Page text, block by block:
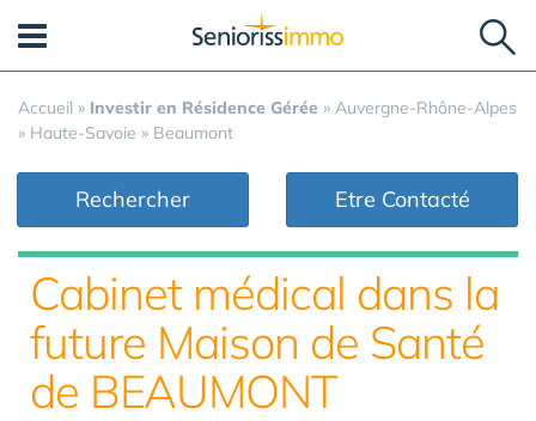
Accueil » Investir en Résidence Gérée » Auvergne-Rhône-Alpes
» Haute-Savoie » Beaumont
Rechercher Etre Contacté
Cabinet médical dans la
future Maison de Santé
de BEAUMONT